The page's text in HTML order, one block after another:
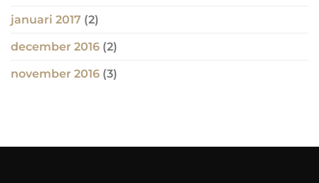
januari 2017 (2)
december 2016 (2)
november 2016 (3)